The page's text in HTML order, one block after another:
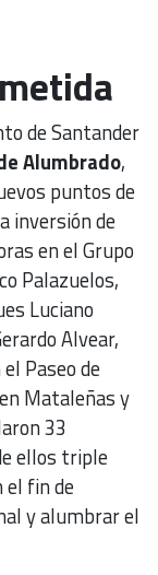
de Santander
Alumbrado,
puntos de
inversión de
en el Grupo
Palazuelos,
Luciano
Alvear,
Paseo de
Mataleñas y
33
ellos triple
el fin de
y alumbrar el